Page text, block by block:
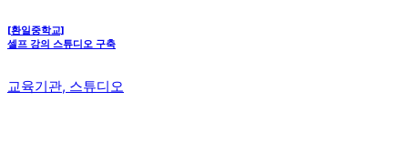
[환일중학교]
셀프 강의 스튜디오 구축
교육기관, 스튜디오